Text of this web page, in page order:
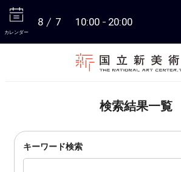
カレンダー
8 7 10:00 20:00
検索結果一覧
キーワード検索